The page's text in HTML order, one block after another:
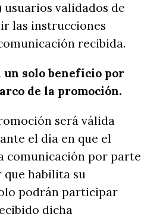
validados de
las instrucciones
recibida.
un solo beneficio por
de la promoción.
será válida
el día en que el
comunicación por parte
que habilita su
podrán participar
dicha